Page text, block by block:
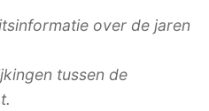
over de jaren
tussen de